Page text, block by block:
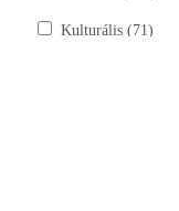
Kulturális (71)